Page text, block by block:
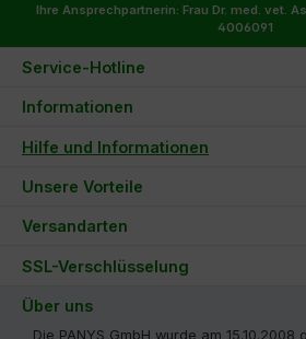
Ihre Ansprechpartnerin: Frau Dr. med. vet.
4006091
Service-Hotline
Informationen
Hilfe und Informationen
Unsere Vorteile
Versandarten
SSL-Verschlüsselung
Über uns
Die PANYS GmbH wurde am